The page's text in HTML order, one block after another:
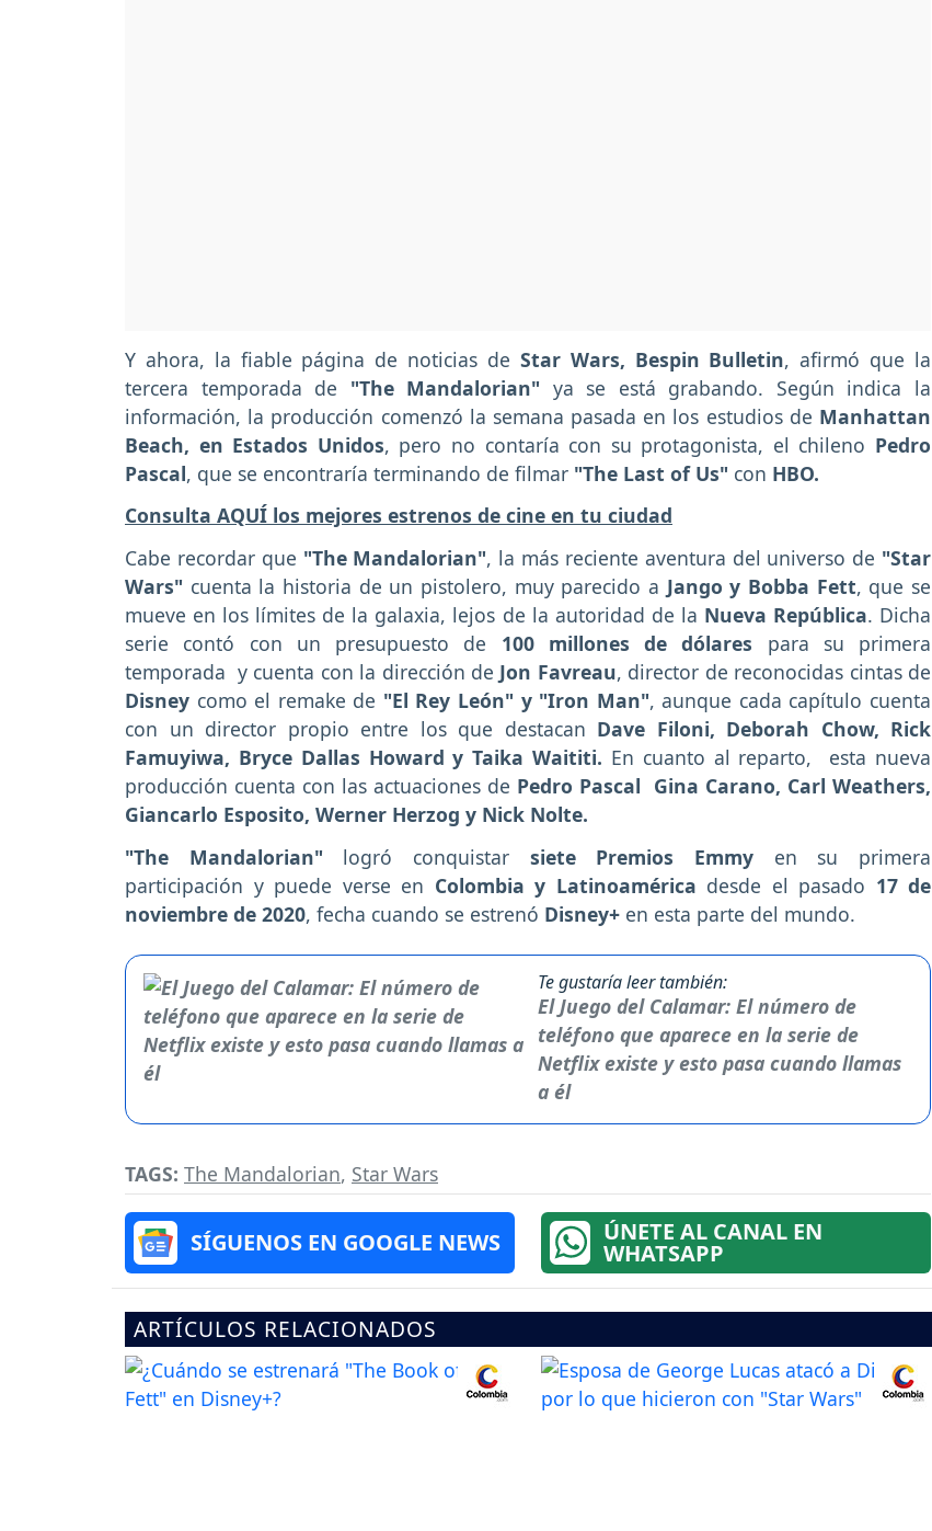
Y ahora, la fiable página de noticias de Star Wars, Bespin Bulletin, afirmó que la
tercera temporada de "The Mandalorian" ya se está grabando. Según indica la
información, la producción comenzó la semana pasada en los estudios de Manhattan
Beach, en Estados Unidos, pero no contaría con su protagonista, el chileno Pedro
Pascal, que se encontraría terminando de filmar "The Last of Us" con HBO.
Consulta AQUÍ los mejores estrenos de cine en tu ciudad
Cabe recordar que "The Mandalorian", la más reciente aventura del universo de "Star
Wars" cuenta la historia de un pistolero, muy parecido a Jango y Bobba Fett, que se
mueve en los límites de la galaxia, lejos de la autoridad de la Nueva República. Dicha
serie contó con un presupuesto de 100 millones de dólares para su primera
temporada y cuenta con la dirección de Jon Favreau, director de reconocidas cintas de
Disney como el remake de "El Rey León" y "Iron Man", aunque cada capítulo cuenta
con un director propio entre los que destacan Dave Filoni, Deborah Chow, Rick
Famuyiwa, Bryce Dallas Howard y Taika Waititi. En cuanto al reparto, esta nueva
producción cuenta con las actuaciones de Pedro Pascal Gina Carano, Carl Weathers,
Giancarlo Esposito, Werner Herzog y Nick Nolte.
"The Mandalorian" logró conquistar siete Premios Emmy en su primera
participación y puede verse en Colombia y Latinoamérica desde el pasado 17 de
noviembre de 2020, fecha cuando se estrenó Disney+ en esta parte del mundo.
Te gustaría leer también:
El Juego del Calamar: El número de
teléfono que aparece en la serie de
Netflix existe y esto pasa cuando llamas
a él
TAGS: The Mandalorian, Star Wars
SÍGUENOS EN GOOGLE NEWS ÚNETE AL CANAL EN
WHATSAPP
ARTÍCULOS RELACIONADOS